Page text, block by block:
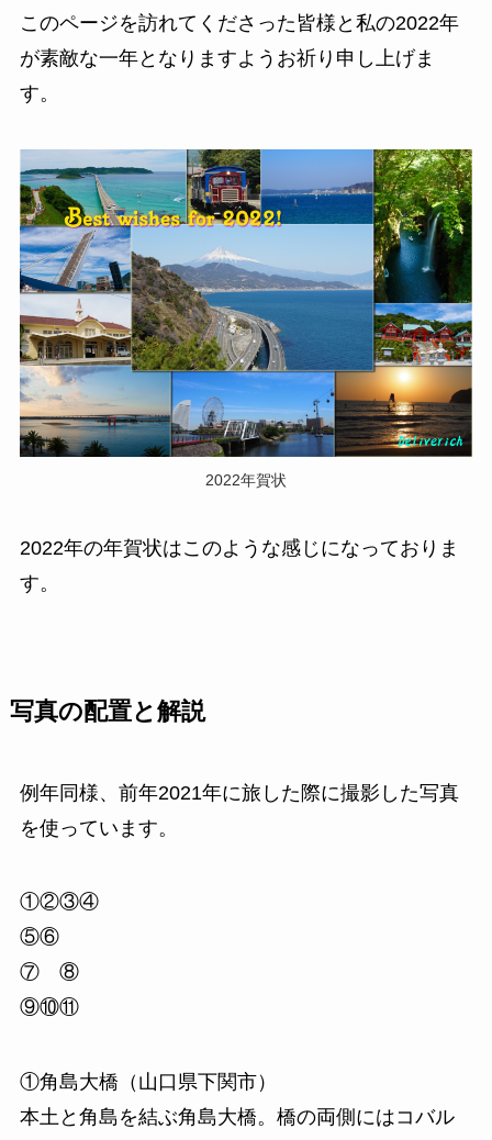
このページを訪れてくださった皆様と私の2022年
が素敵な一年となりますようお祈り申し上げま
す。
2022年賀状
2022年の年賀状はこのような感じになっておりま
す。
写真の配置と解説
例年同様、前年2021年に旅した際に撮影した写真
を使っています。
①②③④
⑤⑥
⑦ ⑧
⑨⑩⑪
①角島大橋（山口県下関市）
本土と角島を結ぶ角島大橋。橋の両側にはコバル